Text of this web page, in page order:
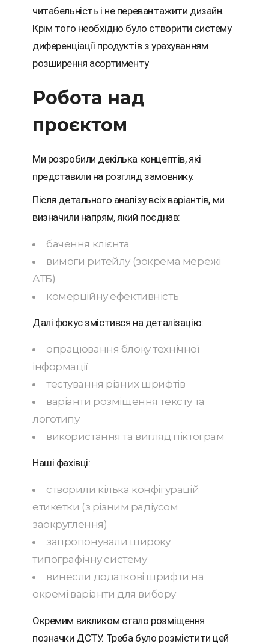
читабельність і не перевантажити дизайн.
Крім того необхідно було створити систему
диференціації продуктів з урахуванням
розширення асортименту
Робота над
проєктом
Ми розробили декілька концептів, які
представили на розгляд замовнику.
Після детального аналізу всіх варіантів, ми
визначили напрям, який поєднав:
бачення клієнта
вимоги ритейлу (зокрема мережі
АТБ)
комерційну ефективність
Далі фокус змістився на деталізацію:
опрацювання блоку технічної
інформації
тестування різних шрифтів
варіанти розміщення тексту та
логотипу
використання та вигляд піктограм
Наші фахівці:
створили кілька конфігурацій
етикетки (з різним радіусом
заокруглення)
запропонували широку
типографічну систему
винесли додаткові шрифти на
окремі варіанти для вибору
Окремим викликом стало розміщення
позначки ДСТУ. Треба було розмістити цей